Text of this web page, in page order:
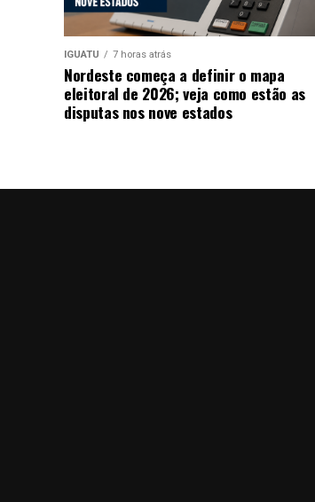
IGUATU 7 horas atrás
Nordeste começa a definir o mapa
eleitoral de 2026; veja como estão as
disputas nos nove estados